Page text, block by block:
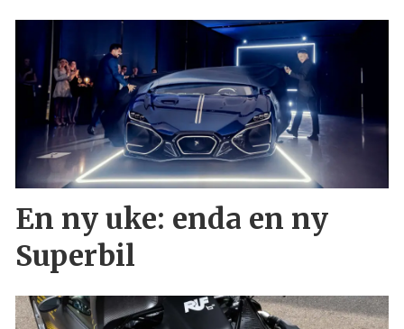
En ny uke: enda en ny
Superbil